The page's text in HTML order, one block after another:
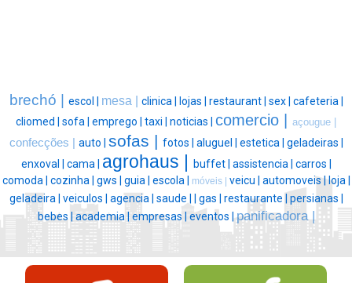
brechó | escol | mesa | clinica | lojas | restaurant | sex | cafeteria |
cliomed | sofa | emprego | taxi | noticias | comercio | açougue |
confecções | auto | sofas | fotos | aluguel | estetica | geladeiras |
enxoval | cama | agrohaus | buffet | assistencia | carros |
comoda | cozinha | gws | guia | escola | móveis | veicu | automoveis |loja |
geladeira | veiculos | agencia | saude | gas | restaurante | persianas |
bebes | academia | empresas | eventos |panificadora |